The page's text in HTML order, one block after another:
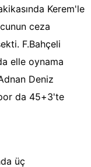
Kerem'le
ceza
F.Bahçeli
elle oynama
Deniz
da 45+3'te
üç